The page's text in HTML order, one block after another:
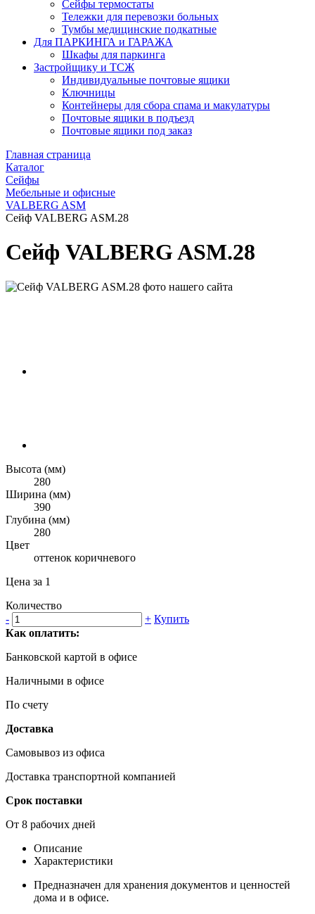
Сейфы термостаты
Тележки для перевозки больных
Тумбы медицинские подкатные
Для ПАРКИНГА и ГАРАЖА
Шкафы для паркинга
Застройщику и ТСЖ
Индивидуальные почтовые ящики
Ключницы
Контейнеры для сбора спама и макулатуры
Почтовые ящики в подъезд
Почтовые ящики под заказ
Главная страница
Каталог
Сейфы
Мебельные и офисные
VALBERG ASM
Сейф VALBERG ASM.28
Сейф VALBERG ASM.28
Высота (мм)
280
Ширина (мм)
390
Глубина (мм)
280
Цвет
оттенок коричневого
Цена за 1
Количество
-
+ Купить
Как оплатить:
Банковской картой в офисе
Наличными в офисе
По счету
Доставка
Самовывоз из офиса
Доставка транспортной компанией
Срок поставки
От 8 рабочих дней
Описание
Характеристики
Предназначен для хранения документов и ценностей
дома и в офисе.